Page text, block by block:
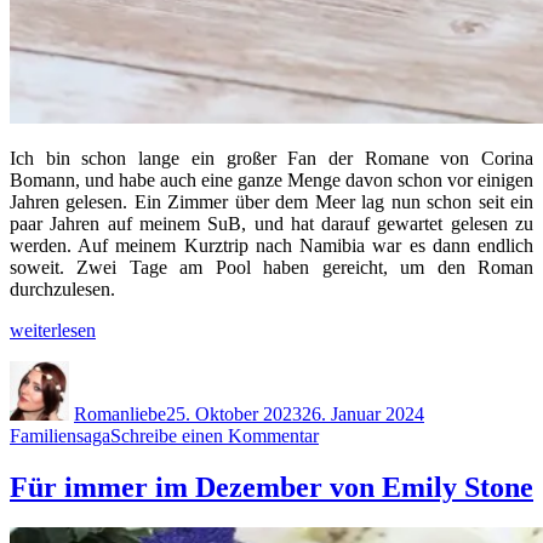
Ich bin schon lange ein großer Fan der Romane von Corina
Bomann, und habe auch eine ganze Menge davon schon vor einigen
Jahren gelesen. Ein Zimmer über dem Meer lag nun schon seit ein
paar Jahren auf meinem SuB, und hat darauf gewartet gelesen zu
werden. Auf meinem Kurztrip nach Namibia war es dann endlich
soweit. Zwei Tage am Pool haben gereicht, um den Roman
durchzulesen.
„Ein
über
dem
Meer
von
Bomann“
weiterlesen
Romanliebe25. Oktober 202326. Januar 2024
FamiliensagaSchreibe einen Kommentarzu
über
Für immer im Dezember von Emily Stone